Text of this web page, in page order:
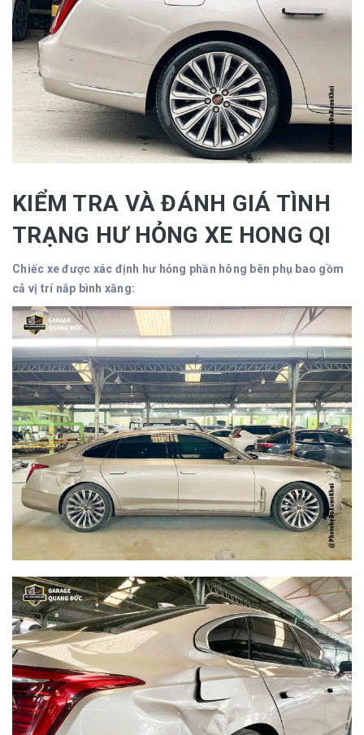
KIỂM TRA VÀ ĐÁNH GIÁ TÌNH
TRẠNG HƯ HỎNG XE HONG QI
Chiếc xe được xác định hư hỏng phần hông bên phụ bao gồm
cả vị trí nắp bình xăng: